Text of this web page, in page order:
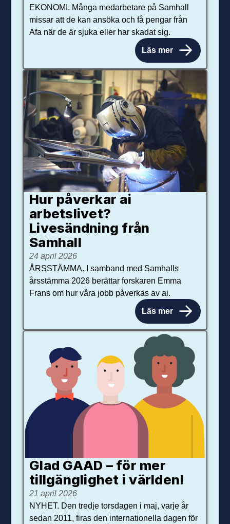
EKONOMI. Många medarbetare på Samhall
missar att de kan ansöka och få pengar från
Afa när de är sjuka eller har skadat sig.
Läs mer
Hur påverkar ai
arbetslivet?
Livesändning från
Samhall
24 april 2026
ÅRSSTÄMMA. I samband med Samhalls
årsstämma 2026 berättar forskaren Emma
Frans om hur våra jobb påverkas av ai.
Läs mer
Glad GAAD – för mer
tillgänglighet i världen!
21 april 2026
NYHET. Den tredje torsdagen i maj, varje år
sedan 2011, firas den internationella dagen för